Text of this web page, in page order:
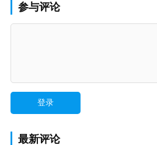
参与评论
最新评论